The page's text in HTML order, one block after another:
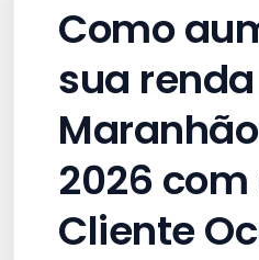
Como
sua
2026 com
Cliente